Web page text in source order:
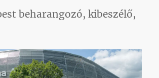
beharangozó, kibeszélő,